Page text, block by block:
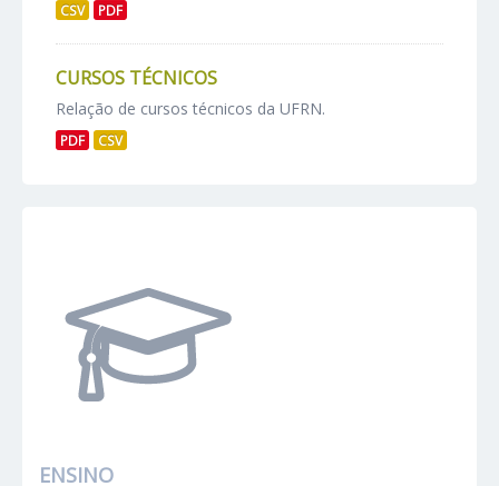
CSV PDF
CURSOS TÉCNICOS
Relação de cursos técnicos da UFRN.
PDF CSV
ENSINO